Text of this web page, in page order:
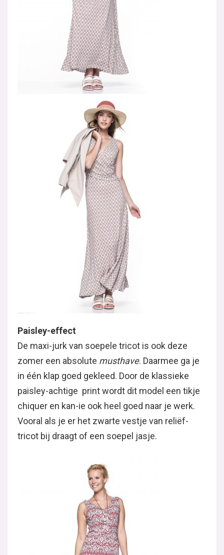
Paisley-effect
De maxi-jurk van soepele tricot is ook deze
zomer een absolute musthave. Daarmee ga je
in één klap goed gekleed. Door de klassieke
paisley-achtige print wordt dit model een tikje
chiquer en kan-ie ook heel goed naar je werk.
Vooral als je er het zwarte vestje van reliëf-
tricot bij draagt of een soepel jasje.